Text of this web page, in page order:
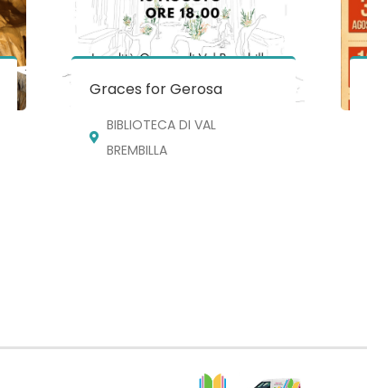
Graces for Gerosa
BIBLIOTECA DI VAL
BREMBILLA